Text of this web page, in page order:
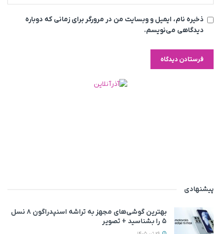
ذخیره نام، ایمیل و وبسایت من در مرورگر برای زمانی که دوباره
دیدگاهی می‌نویسم.
پیشنهادی
بهترین گوشی‌های مجهز به تراشه اسنپدراگون ۸ نسل
۵ را بشناسید + تصویر